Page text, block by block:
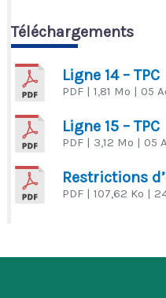
Téléchargements
Ligne 14 – TPC
PDF | 1,81 Mo | 05
Ligne 15 – TPC
PDF | 3,12 Mo | 05
Restrictions
PDF | 107,62 Ko |